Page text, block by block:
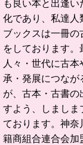
も良い本と出逢い
化であり、私達人
ブックスは一冊
をしております。
人々・世代に古本
承・発展につなが
が、古本・古書の
すよう、しましま
ております。 神奈
籍商組合連合会加